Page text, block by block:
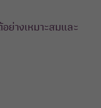
ย่างเหมาะสมและ